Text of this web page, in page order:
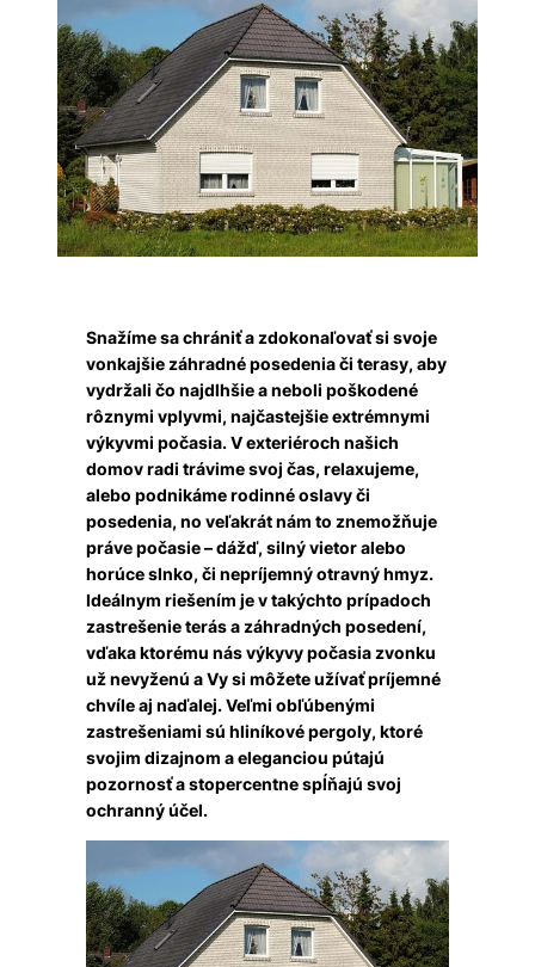
Snažíme sa chrániť a zdokonaľovať si svoje
vonkajšie záhradné posedenia či terasy, aby
vydržali čo najdlhšie a neboli poškodené
rôznymi vplyvmi, najčastejšie extrémnymi
výkyvmi počasia. V exteriéroch našich
domov radi trávime svoj čas, relaxujeme,
alebo podnikáme rodinné oslavy či
posedenia, no veľakrát nám to znemožňuje
práve počasie – dážď, silný vietor alebo
horúce slnko, či nepríjemný otravný hmyz.
Ideálnym riešením je v takýchto prípadoch
zastrešenie terás a záhradných posedení,
vďaka ktorému nás výkyvy počasia zvonku
už nevyženú a Vy si môžete užívať príjemné
chvíle aj naďalej. Veľmi obľúbenými
zastrešeniami sú hliníkové pergoly, ktoré
svojim dizajnom a eleganciou pútajú
pozornosť a stopercentne spĺňajú svoj
ochranný účel.